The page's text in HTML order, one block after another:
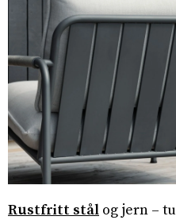
Sverige
Norge
Rustfritt stål og jern –